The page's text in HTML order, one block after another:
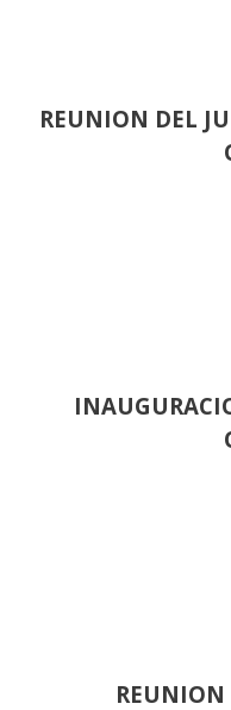
REUNION DEL
REUNION